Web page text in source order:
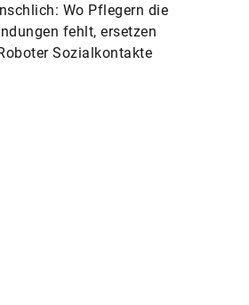
Wo Pflegern die
fehlt, ersetzen
Sozialkontakte